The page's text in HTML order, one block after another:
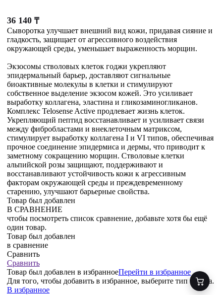
36 140 ₸
Сыворотка улучшает внешний вид кожи, придавая сияние и
гладкость, защищает от агрессивного воздействия
окружающей среды, уменьшает выраженность морщин.
Экзосомы стволовых клеток годжи укрепляют
эпидермальный барьер, доставляют сигнальные
биоактивные молекулы в клетки и стимулируют
собственное выделение экзосом кожей. Это усиливает
выработку коллагена, эластина и гликозаминогликанов.
Комплекс Telosense Active продлевает жизнь клеток.
Укрепляющий пептид восстанавливает и усиливает связи
между фибробластами и внеклеточным матриксом,
стимулирует выработку коллагена I и VI типов, обеспечивая
прочное соединение эпидермиса и дермы, что приводит к
заметному сокращению морщин. Стволовые клетки
альпийской розы защищают, поддерживают и
восстанавливают устойчивость кожи к агрессивным
факторам окружающей среды и преждевременному
старению, улучшают барьерные свойства.
Товар был добавлен
В СРАВНЕНИЕ
чтобы посмотреть список сравнение, добавьте хотя бы ещё
один товар.
Товар был добавлен
в сравнение
Сравнить
Сравнить
Товар был добавлен в избранноеПерейти в избранное
Для того, чтобы добавить в избранное, выберите тип товара.
В избранное